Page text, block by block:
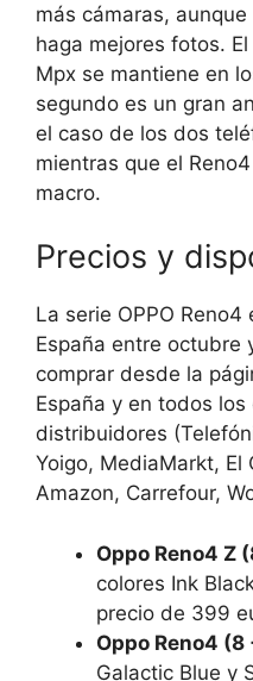
más cámaras,
haga mejores fotos.
Mpx se mantiene en
segundo es un gran
el caso de los dos
mientras que el
macro.
Precios y
La serie OPPO
España entre octubre
comprar desde la
España y en todos
distribuidores
Yoigo, MediaMarkt, El
Amazon, Carrefour,
Oppo Reno4 Z
colores Ink
precio de 399
Oppo Reno4 (8
Galactic Blue y